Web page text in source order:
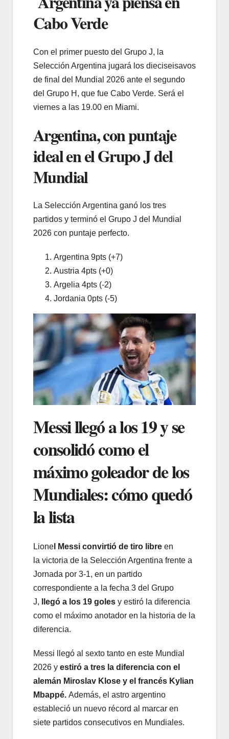
Cabo Verde
Con el primer puesto del Grupo J, la
Selección Argentina jugará los dieciseisavos
de final del Mundial 2026 ante el segundo
del Grupo H, que fue Cabo Verde. Será el
viernes a las 19.00 en Miami.
Argentina, con puntaje
ideal en el Grupo J del
Mundial
La Selección Argentina ganó los tres
partidos y terminó el Grupo J del Mundial
2026 con puntaje perfecto.
Argentina 9pts (+7)
Austria 4pts (+0)
Argelia 4pts (-2)
Jordania 0pts (-5)
Messi llegó a los 19 y se
consolidó como el
máximo goleador de los
Mundiales: cómo quedó
la lista
Lione l Messi convirtió de tiro libre en
la victoria de la Selección Argentina frente a
Jornada por 3-1, en un partido
correspondiente a la fecha 3 del Grupo
J,
llegó a los 19 goles y estiró la diferencia
como el máximo anotador en la historia de la
diferencia.
Messi llegó al sexto tanto en este Mundial
2026 y estiró a tres la diferencia con el
alemán Miroslav Klose y el francés Kylian
Mbappé. Además, el astro argentino
estableció un nuevo récord al marcar en
siete partidos consecutivos en Mundiales.